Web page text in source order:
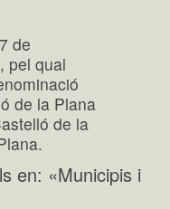
de
pel qual
de la Plana
de la
en: «Municipis i